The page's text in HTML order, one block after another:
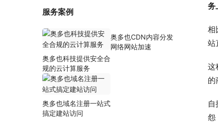
务
相
站
这
的
怨
服务案例
奥多也科技提供安全合
规的云计算服务
奥多也CDN内容分发
网络网站加速
奥多也域名注册一站式
搞定建站访问